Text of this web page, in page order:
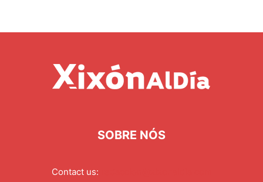
SOBRE NÓS
Contact us: